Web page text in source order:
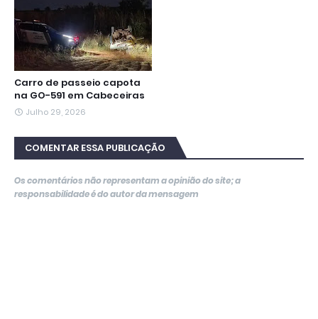
Carro de passeio capota
na GO-591 em Cabeceiras
Julho 29, 2026
COMENTAR ESSA PUBLICAÇÃO
Os comentários não representam a opinião do site; a
responsabilidade é do autor da mensagem